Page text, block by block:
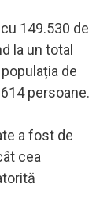
149.530 de
la un total
de
persoane.
a fost de
cea